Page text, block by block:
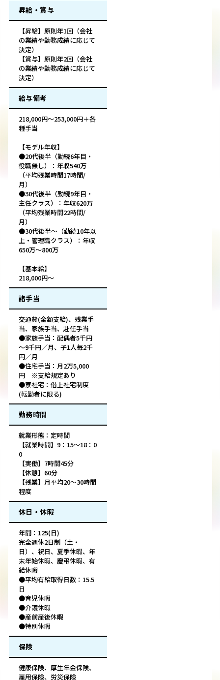
昇給・賞与
【昇給】原則年1回（会社
の業績や勤務成績に応じて
決定）
【賞与】原則年2回（会社
の業績や勤務成績に応じて
決定）
給与備考
218,000円～253,000円＋各
種手当
【モデル年収】
●20代後半（勤続6年目・
役職無し）：年収540万
（平均残業時間17時間/
月）
●30代後半（勤続9年目・
主任クラス）：年収620万
（平均残業時間22時間/
月）
●30代後半～（勤続10年以
上・管理職クラス）：年収
650万～800万
【基本給】
218,000円～
諸手当
交通費(全額支給)、残業手
当、家族手当、赴任手当
●家族手当：配偶者5千円
～9千円／月、子1人毎2千
円／月
●住宅手当：月2万5,000
円 ※支給規定あり
●寮社宅：借上社宅制度
(転勤者に限る)
勤務時間
就業形態：定時間
【就業時間】9：15～18：0
0
【実働】7時間45分
【休憩】60分
【残業】月平均20～30時間
程度
休日・休暇
年間：125(日)
完全週休2日制（土・
日）、祝日、夏季休暇、年
末年始休暇、慶弔休暇、有
給休暇
●平均有給取得日数：15.5
日
●育児休暇
●介護休暇
●産前産後休暇
●特別休暇
保険
健康保険、厚生年金保険、
雇用保険、労災保険